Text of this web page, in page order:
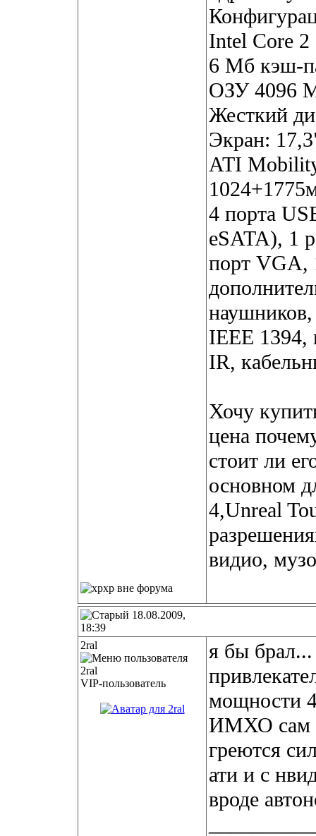
Intel Core
6 Мб кэш-
ОЗУ 4096
Жесткий
Экран:
ATI
4 порта
eSATA), 1
порт VGA,
IEEE 1394,
IR,
Хочу
цена
стоит ли
основном
4,Unreal
видио,
18.08.2009,
18:39
2ral
VIP-пользователь
я бы
мощности
ИМХО сам
греются
ати и с
вроде